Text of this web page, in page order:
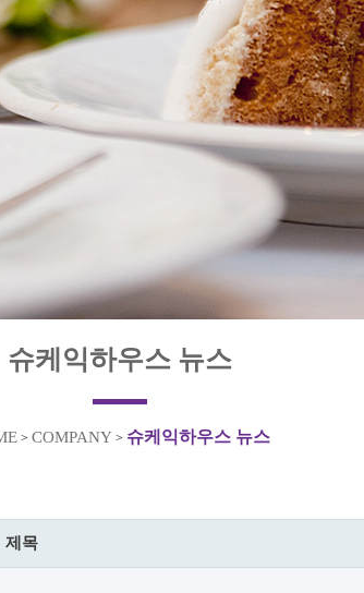
슈케익하우스 뉴스
> COMPANY > 슈케익하우스 뉴스
제목